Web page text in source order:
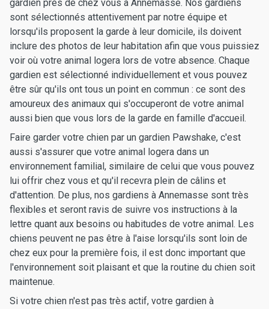
gardien près de chez vous à Annemasse. Nos gardiens
sont sélectionnés attentivement par notre équipe et
lorsqu'ils proposent la garde à leur domicile, ils doivent
inclure des photos de leur habitation afin que vous puissiez
voir où votre animal logera lors de votre absence. Chaque
gardien est sélectionné individuellement et vous pouvez
être sûr qu'ils ont tous un point en commun : ce sont des
amoureux des animaux qui s'occuperont de votre animal
aussi bien que vous lors de la garde en famille d'accueil.
Faire garder votre chien par un gardien Pawshake, c'est
aussi s'assurer que votre animal logera dans un
environnement familial, similaire de celui que vous pouvez
lui offrir chez vous et qu'il recevra plein de câlins et
d'attention. De plus, nos gardiens à Annemasse sont très
flexibles et seront ravis de suivre vos instructions à la
lettre quant aux besoins ou habitudes de votre animal. Les
chiens peuvent ne pas être à l'aise lorsqu'ils sont loin de
chez eux pour la première fois, il est donc important que
l'environnement soit plaisant et que la routine du chien soit
maintenue.
Si votre chien n'est pas très actif, votre gardien à